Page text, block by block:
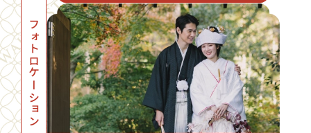
フォトロケーション一覧